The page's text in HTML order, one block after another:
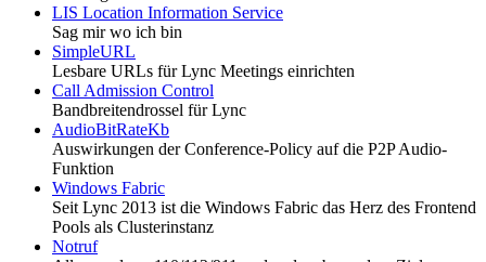
LIS Location Information Service
Sag mir wo ich bin
SimpleURL
Lesbare URLs für Lync Meetings einrichten
Call Admission Control
Bandbreitendrossel für Lync
AudioBitRateKb
Auswirkungen der Conference-Policy auf die P2P Audio-
Funktion
Windows Fabric
Seit Lync 2013 ist die Windows Fabric das Herz des Frontend
Pools als Clusterinstanz
Notruf